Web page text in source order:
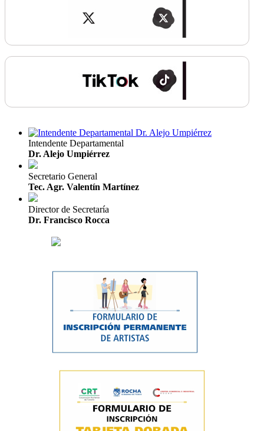
Intendente Departamental
Dr. Alejo Umpiérrez
Secretario General
Tec. Agr. Valentín Martínez
Director de Secretaría
Dr. Francisco Rocca